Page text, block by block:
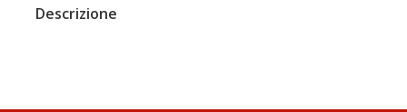
Descrizione